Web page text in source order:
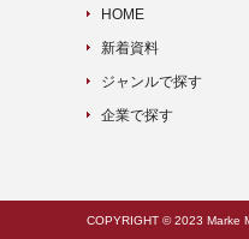
HOME
新着資料
ジャンルで探す
企業で探す
COPYRIGHT © 2023 Marke